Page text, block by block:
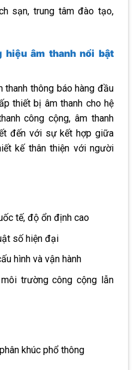
sạn, trung tâm đào tạo,
hiệu âm thanh nổi bật
thanh thông báo hàng đầu
thiết bị âm thanh cho hệ
công cộng, âm thanh
đến với sự kết hợp giữa
kế thân thiện với người
tế, độ ổn định cao
số hiện đại
hình và vận hành
trường công cộng lẫn
khúc phổ thông